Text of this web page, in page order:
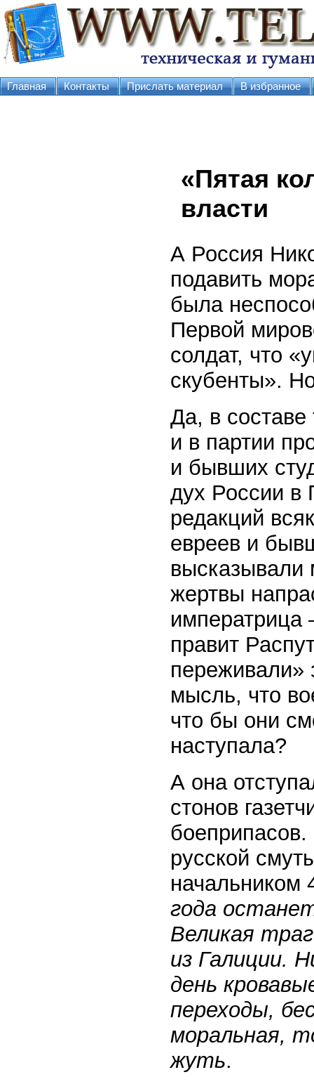
Главная Контакты Прислать материал В избранное
«Пятая
власти
А Россия
подавить
была
Первой
солдат, что
скубенты».
Да, в составе
и в партии
и бывших
дух России в
редакций
евреев и
высказывали
жертвы
правит
переживали»
мысль, что
что бы они
наступала?
А она
стонов
русской
начальником
года
Великая
из Галиции.
день
переходы,
моральная,
жуть.